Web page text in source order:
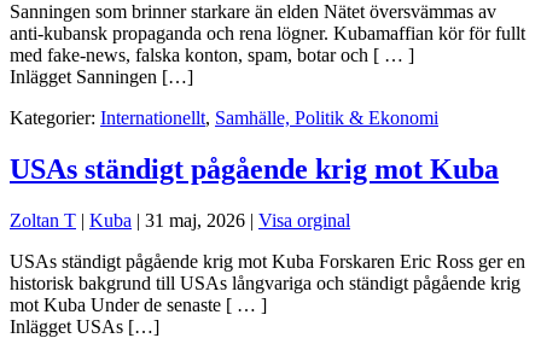
Sanningen som brinner starkare än elden Nätet översvämmas av
anti-kubansk propaganda och rena lögner. Kubamaffian kör för fullt
med fake-news, falska konton, spam, botar och [ … ]
Inlägget Sanningen […]
Kategorier: Internationellt, Samhälle, Politik & Ekonomi
USAs ständigt pågående krig mot Kuba
Zoltan T | Kuba | 31 maj, 2026 | Visa orginal
USAs ständigt pågående krig mot Kuba Forskaren Eric Ross ger en
historisk bakgrund till USAs långvariga och ständigt pågående krig
mot Kuba Under de senaste [ … ]
Inlägget USAs […]